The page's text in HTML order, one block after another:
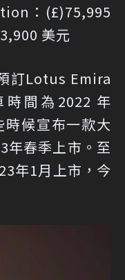
：(£)75,995
美元
訂Lotus Emira
間為2022 年
候宣布一款大
年春季上市。至
年1月上市，今